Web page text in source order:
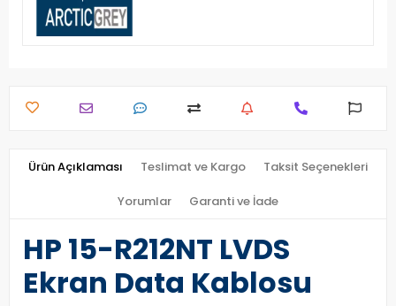
Ürün Açıklaması Teslimat ve Kargo Taksit Seçenekleri
Yorumlar Garanti ve İade
HP 15-R212NT LVDS
Ekran Data Kablosu